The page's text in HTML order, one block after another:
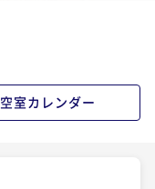
空室カレンダー